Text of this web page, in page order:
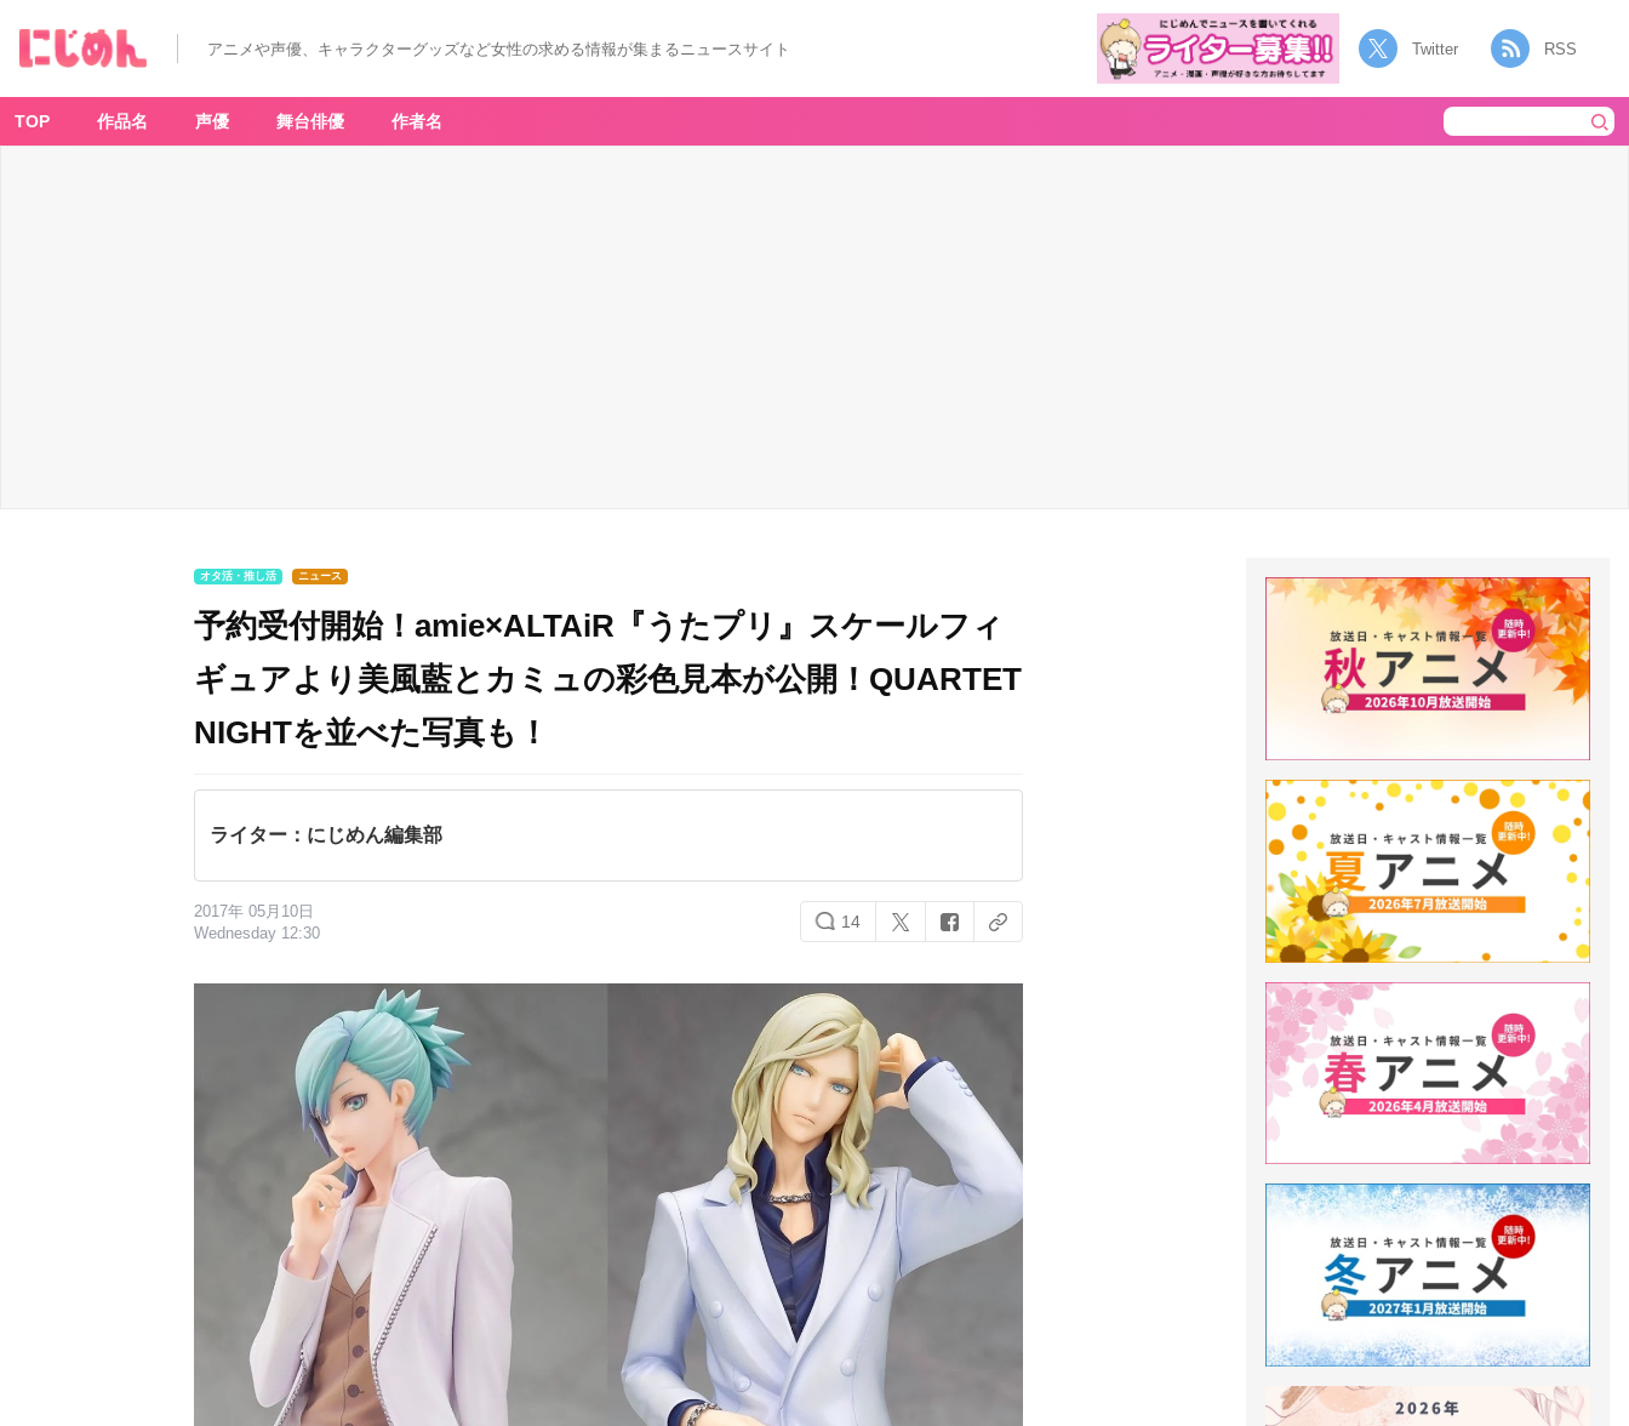
アニメや声優、キャラクターグッズなど女性の求める情報が集まるニュースサイト Twitter RSS
TOP 作品名 声優 舞台俳優 作者名
オタ活・推し活 ニュース
予約受付開始！amie×ALTAiR『うたプリ』スケールフィ
ギュアより美風藍とカミュの彩色見本が公開！QUARTET
NIGHT​を並べた写真も！
ライター：にじめん編集部
2017年 05月10日
Wednesday 12:30
14